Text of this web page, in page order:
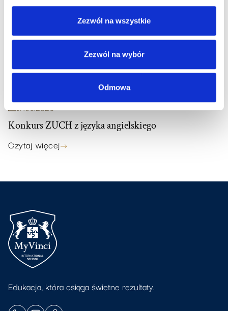
Zezwól na wszystkie
Zezwól na wybór
Odmowa
17.06.2026
Konkurs ZUCH z języka angielskiego
Czytaj więcej
Edukacja, która osiąga świetne rezultaty.